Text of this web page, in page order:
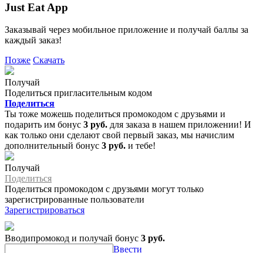
Just Eat App
Заказывай через мобильное приложение и получай баллы за
каждый заказ!
Позже Скачать
Получай
Поделиться пригласительным кодом
Поделиться
Ты тоже можешь поделиться промокодом с друзьями и
подарить им бонус 3 руб. для заказа в нашем приложении! И
как только они сделают свой первый заказ, мы начислим
дополнительный бонус 3 руб. и тебе!
Получай
Поделиться
Поделиться промокодом с друзьями могут только
зарегистрированные пользователи
Зарегистрироваться
Вводипромокод и получай бонус 3 руб.
Ввести